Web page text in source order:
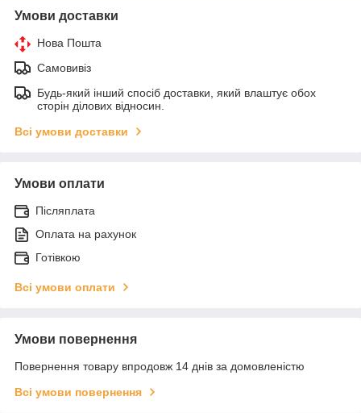
Умови доставки
Нова Пошта
Самовивіз
Будь-який інший спосіб доставки, який влаштує обох
сторін ділових відносин.
Всі умови доставки
Умови оплати
Післяплата
Оплата на рахунок
Готівкою
Всі умови оплати
Умови повернення
Повернення товару впродовж 14 днів за домовленістю
Всі умови повернення